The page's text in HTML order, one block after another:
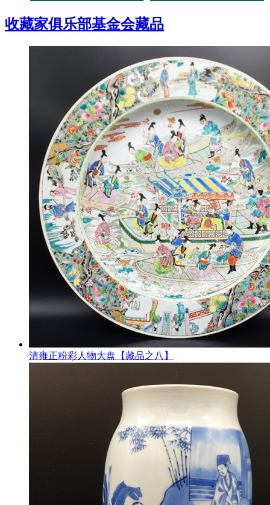
收藏家俱乐部基金会藏品
清雍正粉彩人物大盘【藏品之八】